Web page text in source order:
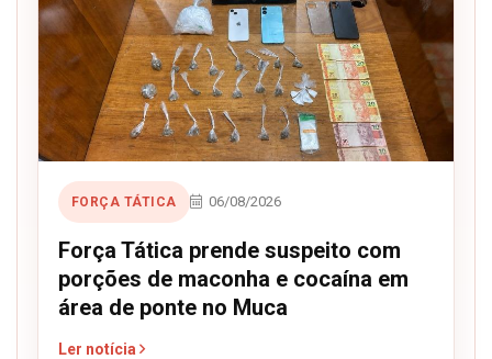
FORÇA TÁTICA 06/08/2026
Força Tática prende suspeito com
porções de maconha e cocaína em
área de ponte no Muca
Ler notícia